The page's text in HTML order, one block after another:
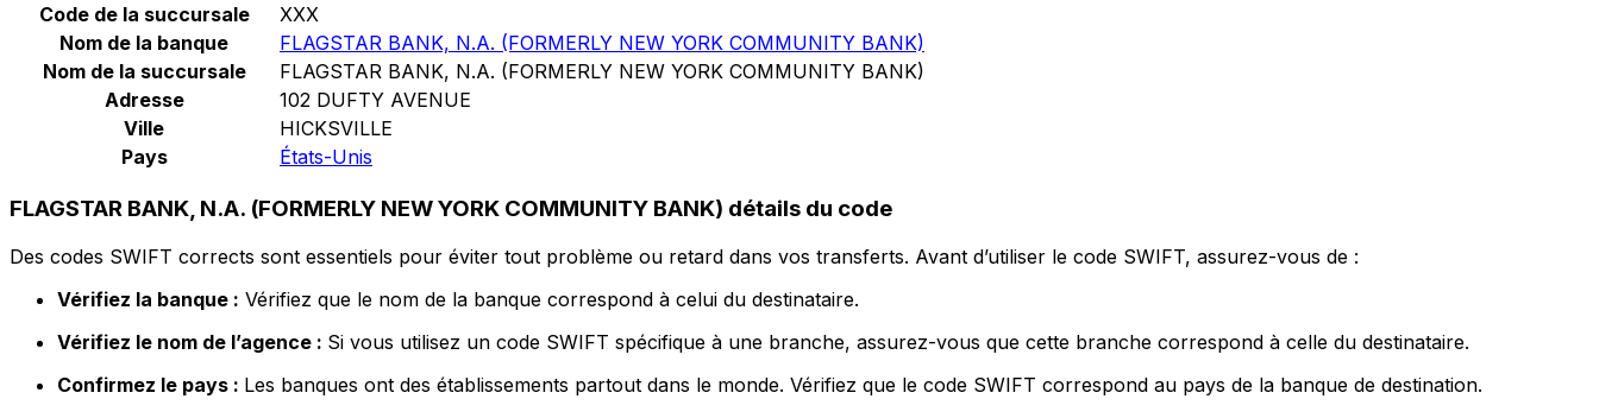
Code de la succursale
XXX
Nom de la banque
FLAGSTAR BANK, N.A. (FORMERLY NEW YORK COMMUNITY BANK)
Nom de la succursale
FLAGSTAR BANK, N.A. (FORMERLY NEW YORK COMMUNITY BANK)
Adresse
102 DUFTY AVENUE
Ville
HICKSVILLE
Pays
États-Unis
FLAGSTAR BANK, N.A. (FORMERLY NEW YORK COMMUNITY BANK) détails du code
Des codes SWIFT corrects sont essentiels pour éviter tout problème ou retard dans vos transferts. Avant d’utiliser le code SWIFT, assurez-vous de :
Vérifiez la banque : Vérifiez que le nom de la banque correspond à celui du destinataire.
Vérifiez le nom de l’agence : Si vous utilisez un code SWIFT spécifique à une branche, assurez-vous que cette branche correspond à celle du destinataire.
Confirmez le pays : Les banques ont des établissements partout dans le monde. Vérifiez que le code SWIFT correspond au pays de la banque de destination.